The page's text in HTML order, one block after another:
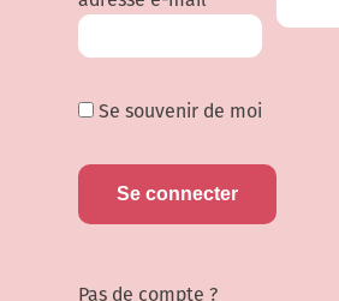
Se souvenir de moi
Pas de compte ?